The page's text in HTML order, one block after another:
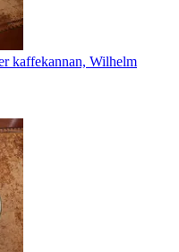
kaffekannan, Wilhelm